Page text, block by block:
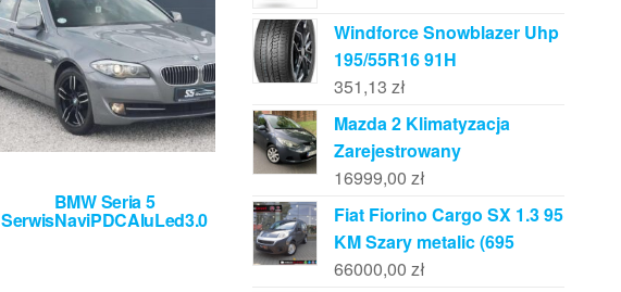
BMW Seria 5
SerwisNaviPDCAluLed3.0
Windforce Snowblazer Uhp
195/55R16 91H
351,13 zł
Mazda 2 Klimatyzacja
Zarejestrowany
16999,00 zł
Fiat Fiorino Cargo SX 1.3 95
KM Szary metalic (695
66000,00 zł